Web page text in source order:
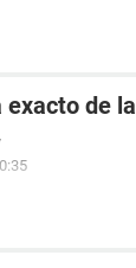
de